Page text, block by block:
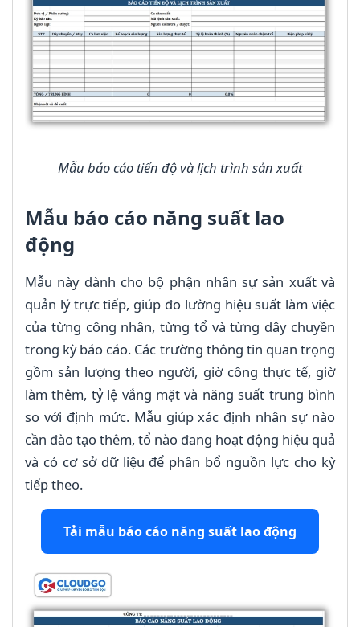
Mẫu báo cáo tiến độ và lịch trình sản xuất
Mẫu báo cáo năng suất lao
động
Mẫu này dành cho bộ phận nhân sự sản xuất và
quản lý trực tiếp, giúp đo lường hiệu suất làm việc
của từng công nhân, từng tổ và từng dây chuyền
trong kỳ báo cáo. Các trường thông tin quan trọng
gồm sản lượng theo người, giờ công thực tế, giờ
làm thêm, tỷ lệ vắng mặt và năng suất trung bình
so với định mức. Mẫu giúp xác định nhân sự nào
cần đào tạo thêm, tổ nào đang hoạt động hiệu quả
và có cơ sở dữ liệu để phân bổ nguồn lực cho kỳ
tiếp theo.
Tải mẫu báo cáo năng suất lao động